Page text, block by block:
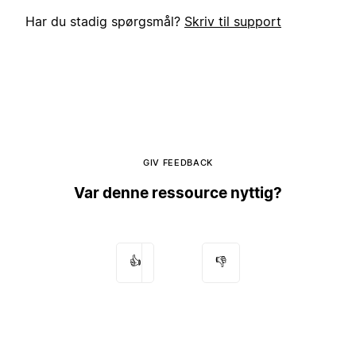
Har du stadig spørgsmål? Skriv til support
GIV FEEDBACK
Var denne ressource nyttig?
👍 👎